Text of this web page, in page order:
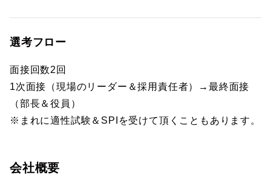
選考フロー
面接回数2回
1次面接（現場のリーダー＆採用責任者）→最終面接
（部長＆役員）
※まれに適性試験＆SPIを受けて頂くこともあります。
会社概要